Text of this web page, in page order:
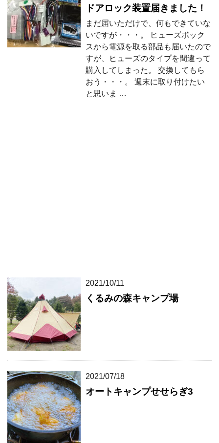
ドアロック装置届きました！
まだ届いただけで、何もできていな
いですが・・・。 ヒューズボック
スから電源を取る部品も届いたので
すが、ヒューズのタイプを間違って
購入してしまった。 交換してもら
おう・・・。 週末に取り付けたい
と思いま …
2021/10/11
くるみの森キャンプ場
2021/07/18
オートキャンプせせらぎ3